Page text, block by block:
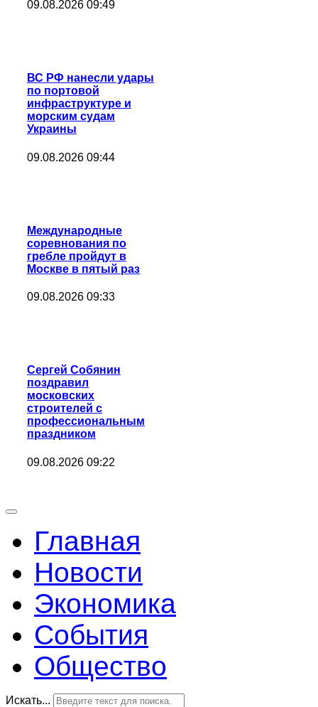
09.08.2026 09:49
ВС РФ нанесли удары
по портовой
инфраструктуре и
морским судам
Украины
09.08.2026 09:44
Международные
соревнования по
гребле пройдут в
Москве в пятый раз
09.08.2026 09:33
Сергей Собянин
поздравил
московских
строителей с
профессиональным
праздником
09.08.2026 09:22
Главная
Новости
Экономика
События
Общество
Искать...